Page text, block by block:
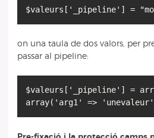
on una taula de dos valors, per
passar al pipeline:
$valeurs['_pipeline'] =